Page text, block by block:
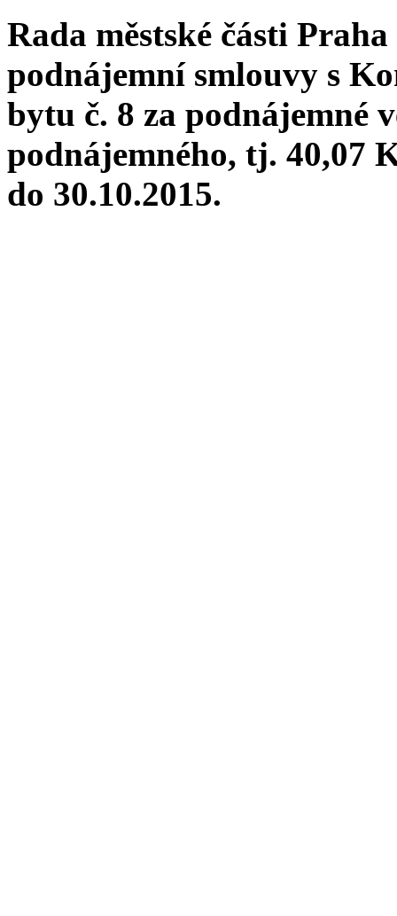
Rada městské části
podnájemní smlouvy s
bytu č. 8 za podnájemné
podnájemného, tj. 40,07
do 30.10.2015.